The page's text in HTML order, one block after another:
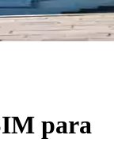
para